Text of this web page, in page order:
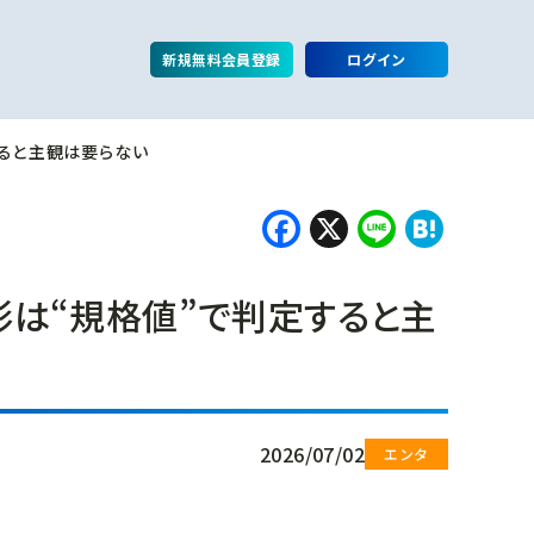
新規無料会員登録 ログイン
と主観は要らない
Facebook
X Line
“規格値”で判定すると主
2026/07/02